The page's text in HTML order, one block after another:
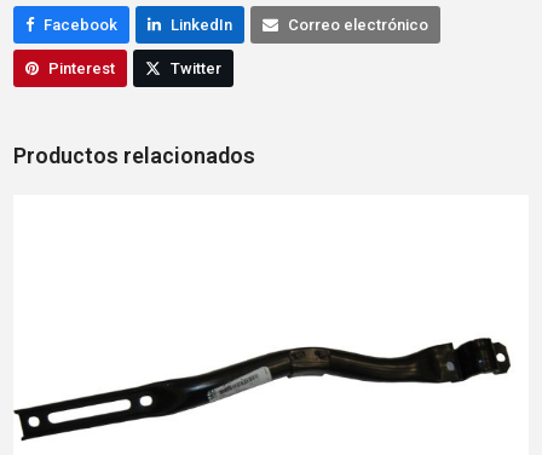
Facebook LinkedIn Correo electrónico
Pinterest Twitter
Productos relacionados